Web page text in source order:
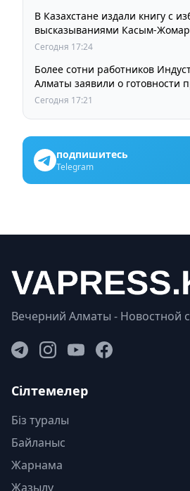
В Казахстане издали книгу с
высказываниями Касым-
Сегодня 17:24
Более сотни работников
Алматы заявили о готовности
выборах членов Курылтая
Сегодня 17:21
подпишитесь
Telegram
Вечерний Алматы - Новостной
Сілтемелер
Біз туралы
Байланыс
Жарнама
Жазылу